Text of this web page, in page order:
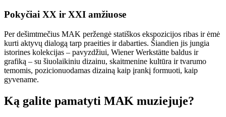
Pokyčiai XX ir XXI amžiuose
Per dešimtmečius MAK peržengė statiškos ekspozicijos ribas ir ėmė
kurti aktyvų dialogą tarp praeities ir dabarties. Šiandien jis jungia
istorines kolekcijas – pavyzdžiui, Wiener Werkstätte baldus ir
grafiką – su šiuolaikiniu dizainu, skaitmenine kultūra ir tvarumo
temomis, pozicionuodamas dizainą kaip įrankį formuoti, kaip
gyvename.
Ką galite pamatyti MAK muziejuje?